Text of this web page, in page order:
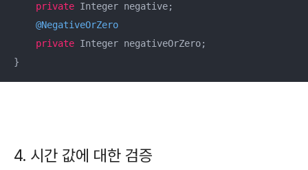
private Integer negative;
@NegativeOrZero
private Integer negativeOrZero;
}
4. 시간 값에 대한 검증